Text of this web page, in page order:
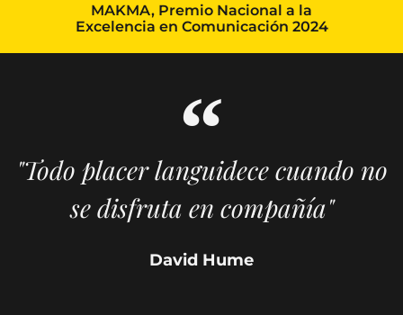
MAKMA, Premio Nacional a la
Excelencia en Comunicación 2024
"Todo placer languidece cuando no
se disfruta en compañía"
David Hume